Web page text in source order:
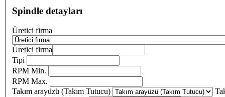
Spindle detayları
Üretici firma
Üretici firma
Tipi
RPM Min.
RPM Max.
Takım arayüzü (Takım Tutucu)